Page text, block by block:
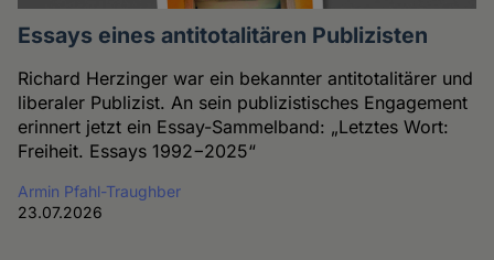
Essays eines antitotalitären Publizisten
Richard Herzinger war ein bekannter antitotalitärer und
liberaler Publizist. An sein publizistisches Engagement
erinnert jetzt ein Essay-Sammelband: „Letztes Wort:
Freiheit. Essays 1992−2025“
Armin Pfahl-Traughber
23.07.2026